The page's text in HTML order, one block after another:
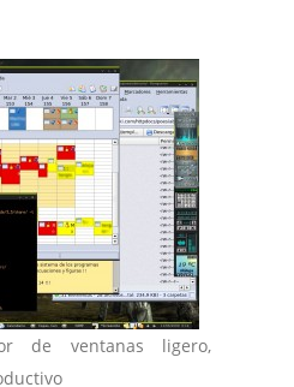
de ventanas ligero,